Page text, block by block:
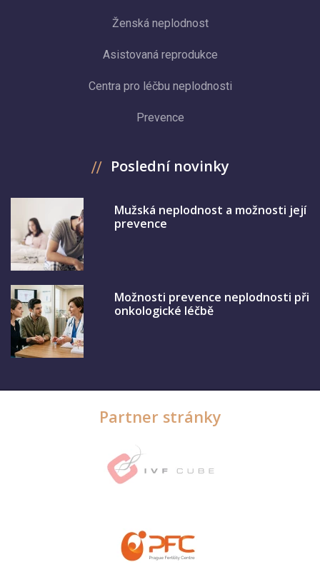
Ženská neplodnost
Asistovaná reprodukce
Centra pro léčbu neplodnosti
Prevence
Poslední novinky
Mužská neplodnost a možnosti její
prevence
Možnosti prevence neplodnosti při
onkologické léčbě
Partner stránky